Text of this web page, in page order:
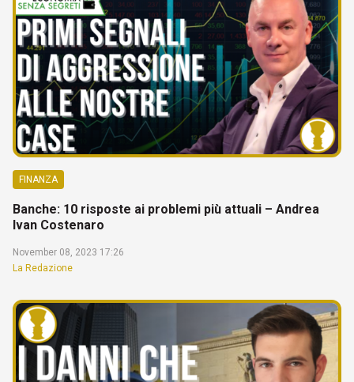
FINANZA
Banche: 10 risposte ai problemi più attuali – Andrea
Ivan Costenaro
November 08, 2023 17:26
La Redazione